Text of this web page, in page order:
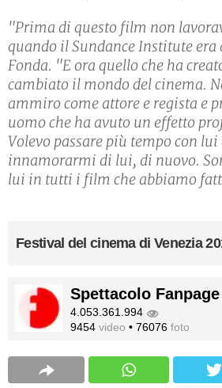
"Prima di questo film non
quando il Sundance Institute
Fonda. "E ora quello che ha
cambiato il mondo del cinema.
ammiro come attore e regista e
uomo che ha avuto un effetto
Volevo passare più tempo con lui
innamorarmi di lui, di nuovo.
lui in tutti i film che abbiamo
Festival del cinema di Venezia
Spettacolo Fanpage
4.053.361.994
9454 video • 76076 foto